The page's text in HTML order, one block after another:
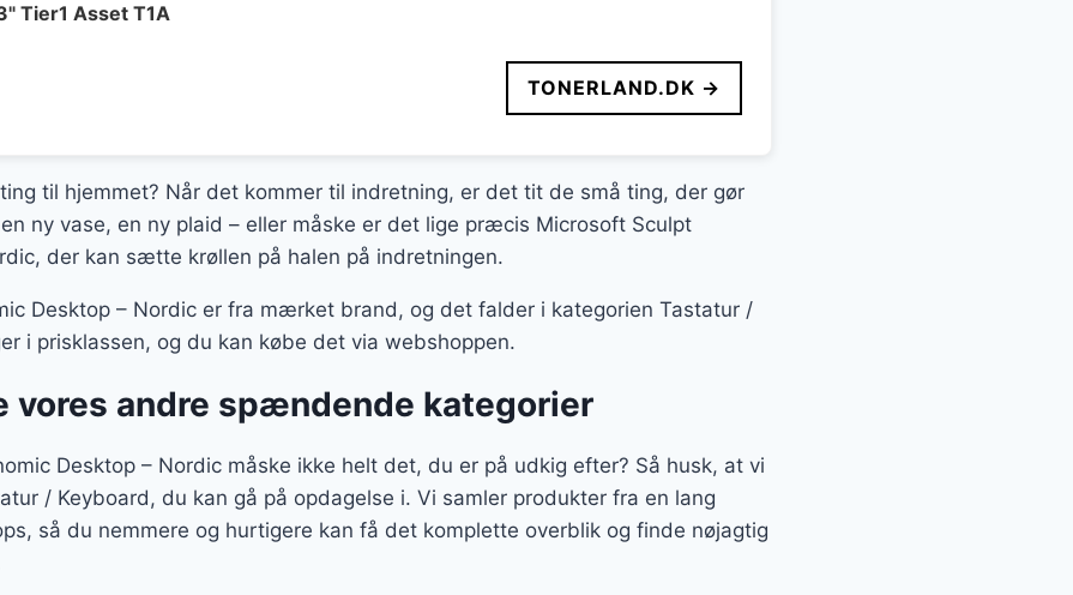
Tier1 Asset T1A
TONERLAND.DK →
til hjemmet? Når det kommer til indretning, er det tit de små ting, der gør
ny vase, en ny plaid – eller måske er det lige præcis Microsoft Sculpt
der kan sætte krøllen på halen på indretningen.
Desktop – Nordic er fra mærket brand, og det falder i kategorien Tastatur /
i prisklassen, og du kan købe det via webshoppen.
vores andre spændende kategorier
Desktop – Nordic måske ikke helt det, du er på udkig efter? Så husk, at vi
/ Keyboard, du kan gå på opdagelse i. Vi samler produkter fra en lang
så du nemmere og hurtigere kan få det komplette overblik og finde nøjagtig